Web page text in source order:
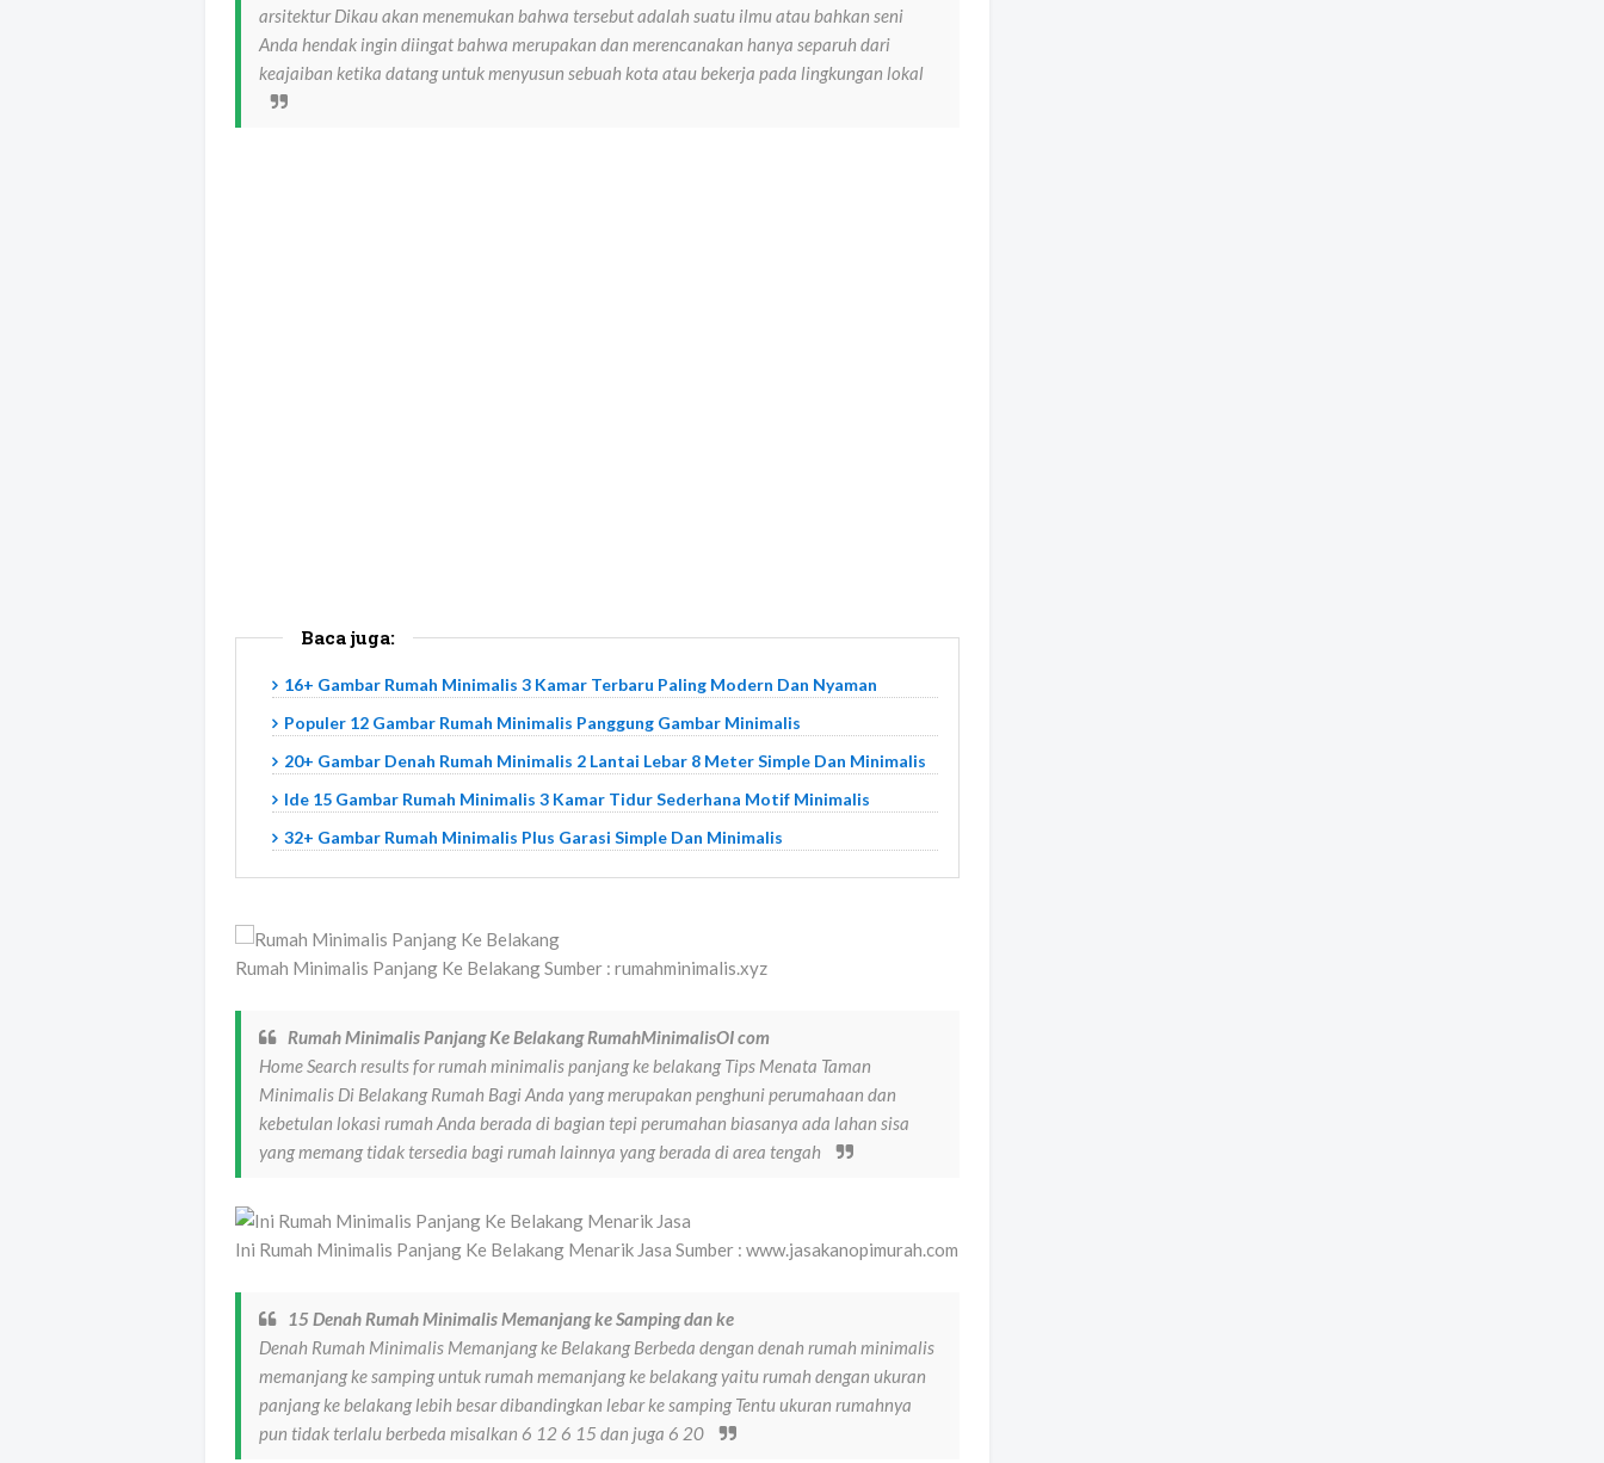
arsitektur Dikau akan menemukan bahwa tersebut adalah suatu ilmu atau bahkan seni
Anda hendak ingin diingat bahwa merupakan dan merencanakan hanya separuh dari
keajaiban ketika datang untuk menyusun sebuah kota atau bekerja pada lingkungan lokal
Baca juga:
16+ Gambar Rumah Minimalis 3 Kamar Terbaru Paling Modern Dan Nyaman
Populer 12 Gambar Rumah Minimalis Panggung Gambar Minimalis
20+ Gambar Denah Rumah Minimalis 2 Lantai Lebar 8 Meter Simple Dan Minimalis
Ide 15 Gambar Rumah Minimalis 3 Kamar Tidur Sederhana Motif Minimalis
32+ Gambar Rumah Minimalis Plus Garasi Simple Dan Minimalis
Rumah Minimalis Panjang Ke Belakang Sumber : rumahminimalis.xyz
Rumah Minimalis Panjang Ke Belakang RumahMinimalisOI com
Home Search results for rumah minimalis panjang ke belakang Tips Menata Taman
Minimalis Di Belakang Rumah Bagi Anda yang merupakan penghuni perumahaan dan
kebetulan lokasi rumah Anda berada di bagian tepi perumahan biasanya ada lahan sisa
yang memang tidak tersedia bagi rumah lainnya yang berada di area tengah
Ini Rumah Minimalis Panjang Ke Belakang Menarik Jasa Sumber : www.jasakanopimurah.com
15 Denah Rumah Minimalis Memanjang ke Samping dan ke
Denah Rumah Minimalis Memanjang ke Belakang Berbeda dengan denah rumah minimalis
memanjang ke samping untuk rumah memanjang ke belakang yaitu rumah dengan ukuran
panjang ke belakang lebih besar dibandingkan lebar ke samping Tentu ukuran rumahnya
pun tidak terlalu berbeda misalkan 6 12 6 15 dan juga 6 20